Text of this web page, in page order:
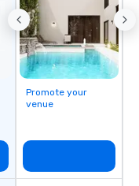
Promote your
venue